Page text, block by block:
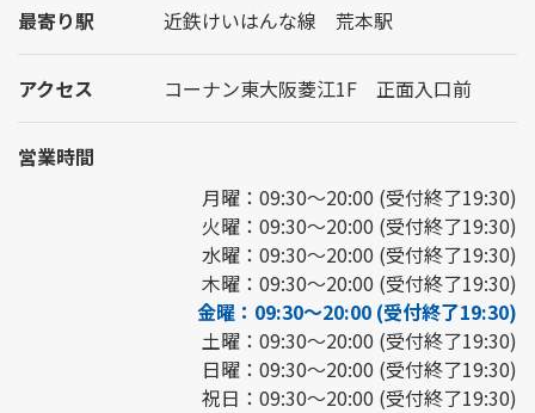
最寄り駅 近鉄けいはんな線 荒本駅
アクセス コーナン東大阪菱江1F 正面入口前
営業時間
月曜：09:30～20:00 (受付終了19:30)
火曜：09:30～20:00 (受付終了19:30)
水曜：09:30～20:00 (受付終了19:30)
木曜：09:30～20:00 (受付終了19:30)
金曜：09:30～20:00 (受付終了19:30)
土曜：09:30～20:00 (受付終了19:30)
日曜：09:30～20:00 (受付終了19:30)
祝日：09:30～20:00 (受付終了19:30)